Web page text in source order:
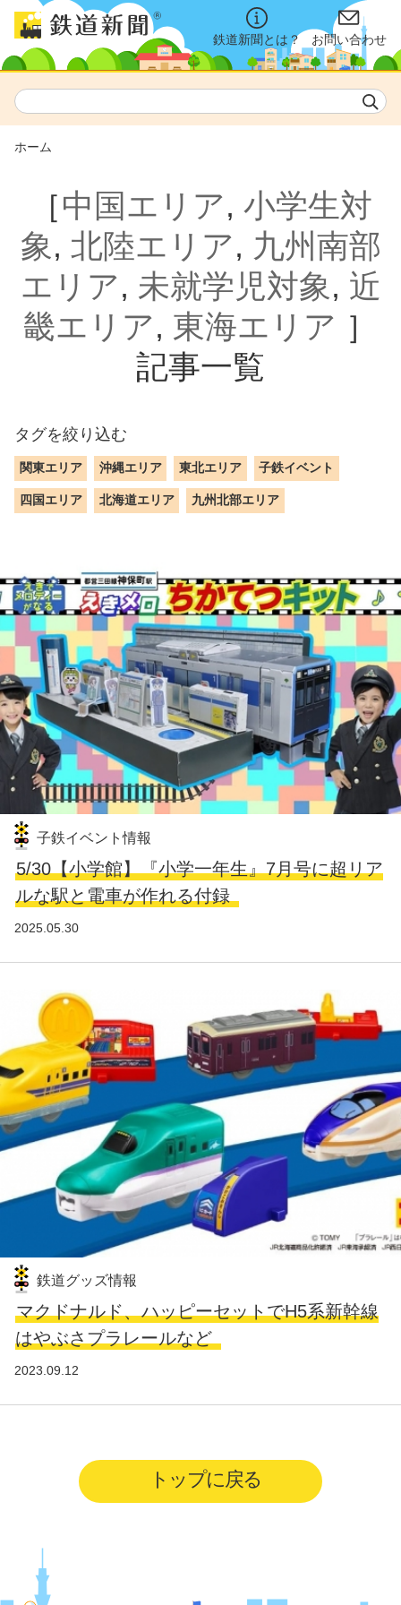
鉄道新聞とは？ お問い合わせ
ホーム
［中国エリア, 小学生対
象, 北陸エリア, 九州南部
エリア, 未就学児対象, 近
畿エリア, 東海エリア ］
記事一覧
タグを絞り込む
関東エリア 沖縄エリア 東北エリア 子鉄イベント
四国エリア 北海道エリア 九州北部エリア
子鉄イベント情報
5/30【小学館】『小学一年生』7月号に超リア
ルな駅と電車が作れる付録
2025.05.30
鉄道グッズ情報
マクドナルド、ハッピーセットでH5系新幹線
はやぶさプラレールなど
2023.09.12
トップに戻る